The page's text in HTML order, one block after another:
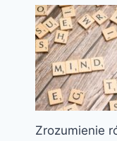
Zrozumienie